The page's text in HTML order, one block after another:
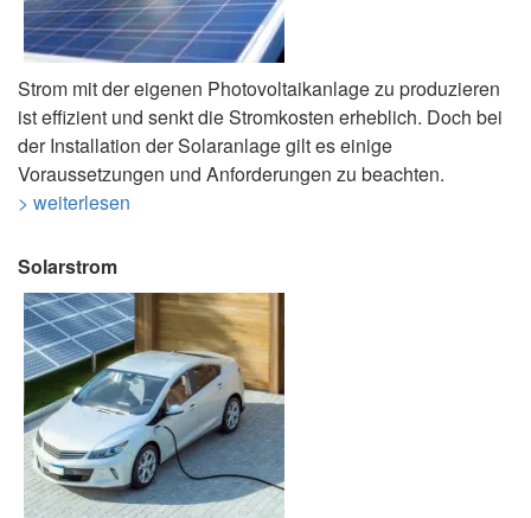
Strom mit der eigenen Photovoltaikanlage zu produzieren
ist effizient und senkt die Stromkosten erheblich. Doch bei
der Installation der Solaranlage gilt es einige
Voraussetzungen und Anforderungen zu beachten.
> weiterlesen
Solarstrom